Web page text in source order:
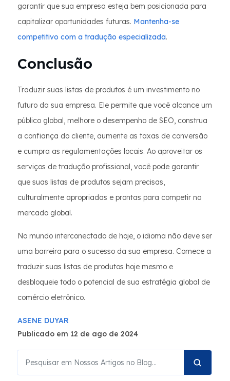
garantir que sua empresa esteja bem posicionada para
capitalizar oportunidades futuras. Mantenha-se
competitivo com a tradução especializada.
Conclusão
Traduzir suas listas de produtos é um investimento no
futuro da sua empresa. Ele permite que você alcance um
público global, melhore o desempenho de SEO, construa
a confiança do cliente, aumente as taxas de conversão
e cumpra as regulamentações locais. Ao aproveitar os
serviços de tradução profissional, você pode garantir
que suas listas de produtos sejam precisas,
culturalmente apropriadas e prontas para competir no
mercado global.
No mundo interconectado de hoje, o idioma não deve ser
uma barreira para o sucesso da sua empresa. Comece a
traduzir suas listas de produtos hoje mesmo e
desbloqueie todo o potencial de sua estratégia global de
comércio eletrônico.
ASENE DUYAR
Publicado em 12 de ago de 2024